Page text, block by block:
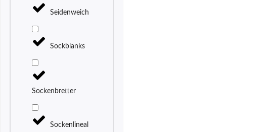
Seidenweich
Sockblanks
Sockenbretter
Sockenlineal